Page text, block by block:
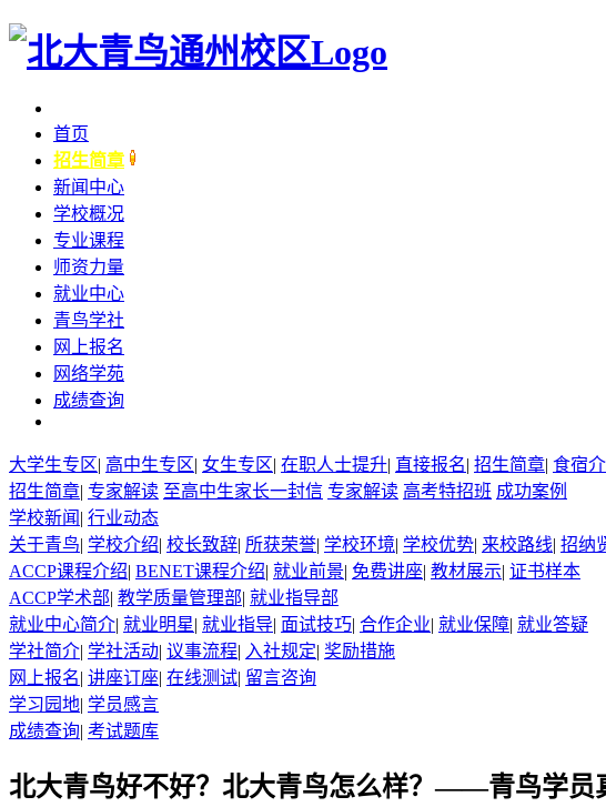
首页
招生简章
新闻中心
学校概况
专业课程
师资力量
就业中心
青鸟学社
网上报名
网络学苑
成绩查询
大学生专区| 高中生专区| 女生专区| 在职人士提升| 直接报名| 招生简章| 食宿
招生简章| 专家解读 至高中生家长一封信 专家解读 高考特招班 成功案例
学校新闻 | 行业动态
关于青鸟| 学校介绍| 校长致辞| 所获荣誉| 学校环境| 学校优势| 来校路线| 招纳
ACCP课程介绍| BENET课程介绍| 就业前景| 免费讲座| 教材展示| 证书样本
ACCP学术部| 教学质量管理部| 就业指导部
就业中心简介| 就业明星| 就业指导| 面试技巧| 合作企业| 就业保障| 就业答疑
学社简介| 学社活动| 议事流程| 入社规定| 奖励措施
网上报名| 讲座订座| 在线测试| 留言咨询
学习园地| 学员感言
成绩查询| 考试题库
北大青鸟好不好？北大青鸟怎么样？——青鸟学员